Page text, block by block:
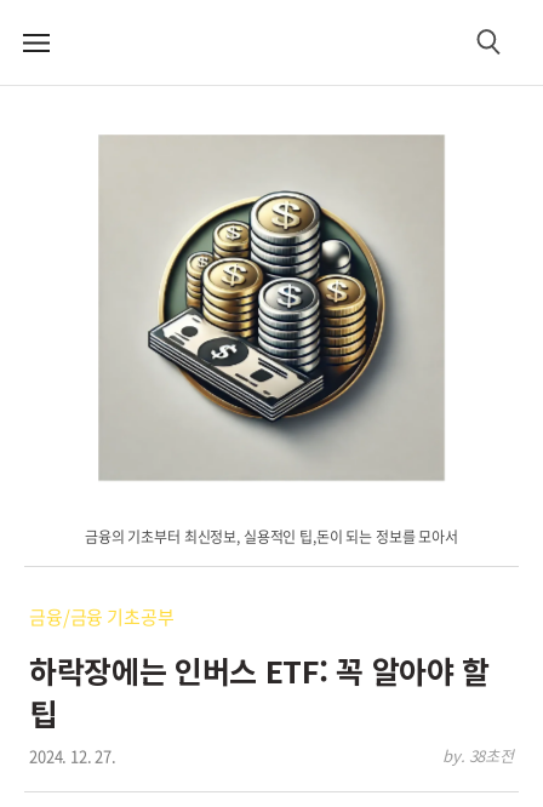
메
검
금융의 기초부터 최신정보, 실용적인 팁,돈이 되는 정보를 모아서
금융/금융 기초공부
하락장에는 인버스 ETF: 꼭 알아야 할
팁
2024. 12. 27. by. 38초전